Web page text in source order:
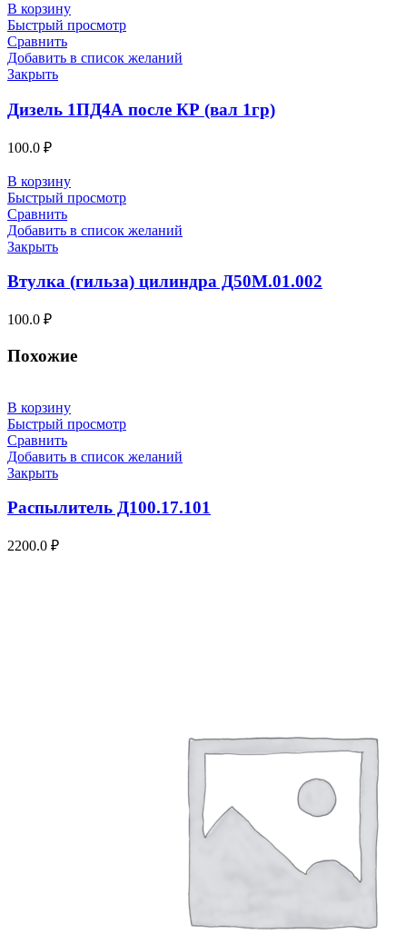
В корзину
Быстрый просмотр
Сравнить
Добавить в список желаний
Закрыть
Дизель 1ПД4А после КР (вал 1гр)
100.0 ₽
В корзину
Быстрый просмотр
Сравнить
Добавить в список желаний
Закрыть
Втулка (гильза) цилиндра Д50М.01.002
100.0 ₽
Похожие
В корзину
Быстрый просмотр
Сравнить
Добавить в список желаний
Закрыть
Распылитель Д100.17.101
2200.0 ₽